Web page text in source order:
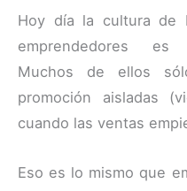
Hoy día la cultura de
emprendedores es
Muchos de ellos
promoción aisladas
cuando las ventas
Eso es lo mismo que